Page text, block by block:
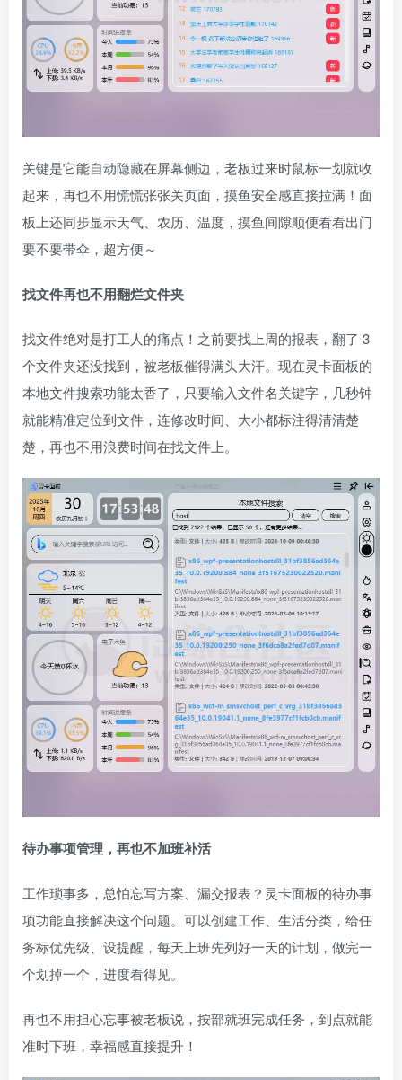
关键是它能自动隐藏在屏幕侧边，老板过来时鼠标一划就收
起来，再也不用慌慌张张关页面，摸鱼安全感直接拉满！面
板上还同步显示天气、农历、温度，摸鱼间隙顺便看看出门
要不要带伞，超方便～
找文件再也不用翻烂文件夹
找文件绝对是打工人的痛点！之前要找上周的报表，翻了 3
个文件夹还没找到，被老板催得满头大汗。现在灵卡面板的
本地文件搜索功能太香了，只要输入文件名关键字，几秒钟
就能精准定位到文件，连修改时间、大小都标注得清清楚
楚，再也不用浪费时间在找文件上。
待办事项管理，再也不加班补活
工作琐事多，总怕忘写方案、漏交报表？灵卡面板的待办事
项功能直接解决这个问题。可以创建工作、生活分类，给任
务标优先级、设提醒，每天上班先列好一天的计划，做完一
个划掉一个，进度看得见。
再也不用担心忘事被老板说，按部就班完成任务，到点就能
准时下班，幸福感直接提升！